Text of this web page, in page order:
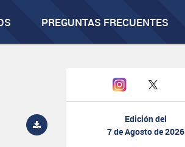
PREGUNTAS FRECUENTES
Edición del
7 de Agosto de 2026